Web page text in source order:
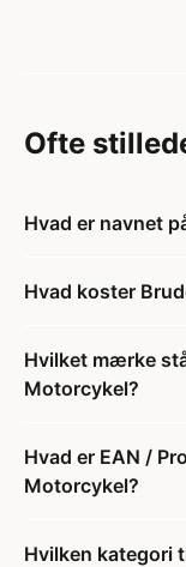
Ofte
Hvad er navnet
Hvad koster
Hvilket mærke
Motorcykel?
Hvad er EAN /
Motorcykel?
Hvilken kategori